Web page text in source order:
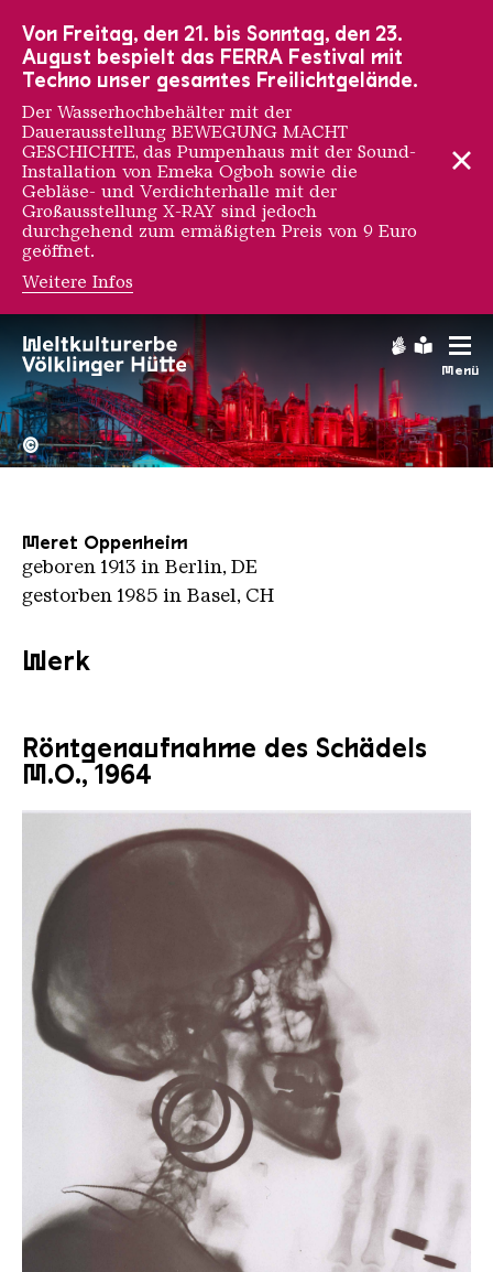
Menü
Meret Oppenheim
Hochofengruppe in Rot
Copyright:
©
Meret Oppenheim
geboren 1913 in Berlin, DE
gestorben 1985 in Basel, CH
Werk
Röntgenaufnahme des Schädels
M.O., 1964
Von Freitag, den 21. bis Sonntag, den 23.
August bespielt das FERRA Festival mit
Techno unser gesamtes Freilichtgelände.
Der Wasserhochbehälter mit der
Dauerausstellung BEWEGUNG MACHT
GESCHICHTE, das Pumpenhaus mit der Sound-
Installation von Emeka Ogboh sowie die
Gebläse- und Verdichterhalle mit der
Großausstellung X-RAY sind jedoch
durchgehend zum ermäßigten Preis von 9 Euro
geöffnet.
Weitere Infos